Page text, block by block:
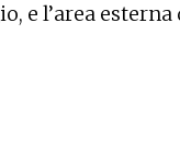
e l’area